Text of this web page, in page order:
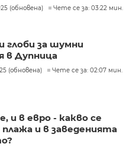
(обновена) Чете се за: 03:22 мин.
глоби за шумни
в Дупница
(обновена) Чете се за: 02:07 мин.
и в евро - какво се
плажа и в заведенията